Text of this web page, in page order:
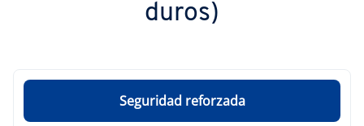
duros)
Seguridad reforzada